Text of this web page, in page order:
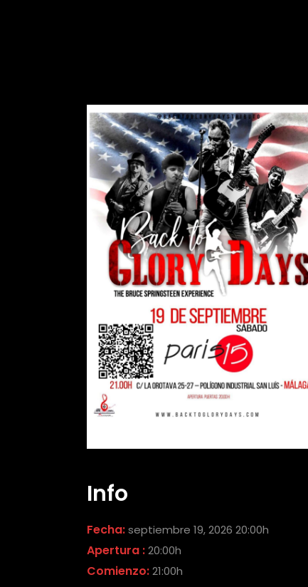
Info
Fecha:septiembre 19, 2026 20:00h
Apertura :20:00h
Comienzo:21:00h